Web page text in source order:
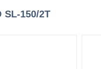
SL-150/2Т